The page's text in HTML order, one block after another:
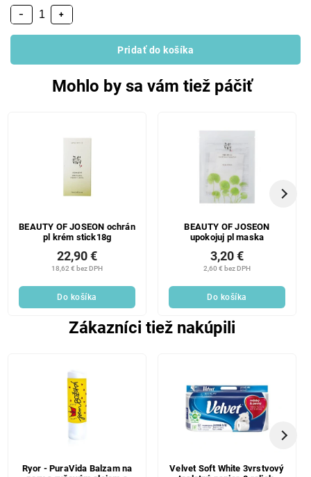
+
−
Pridať do košíka
Mohlo by sa vám tiež páčiť
BEAUTY OF JOSEON ochrán
pl krém stick18g
18,62 € bez DPH
22,90 €
Do košíka
BEAUTY OF JOSEON
upokojuj pl maska
2,60 € bez DPH
3,20 €
Do košíka
Zákazníci tiež nakúpili
Ryor - PuraVida Balzam na
Velvet Soft White 3vrstvový